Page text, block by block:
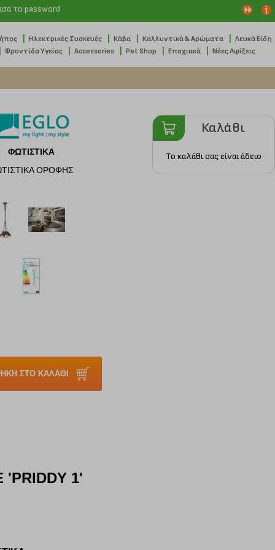
το password
Ηλεκτρικές Συσκευές Κάβα Καλλυντικά & Αρώματα Λευκά Είδη
Φροντίδα Υγείας Accessories Pet Shop Εποχιακά Νέες Αφίξεις
ΦΩΤΙΣΤΙΚΑ
ΟΡΟΦΗΣ
ΣΤΟ ΚΑΛΑΘΙ
1'
Καλάθι
Το καλάθι σας είναι άδειο